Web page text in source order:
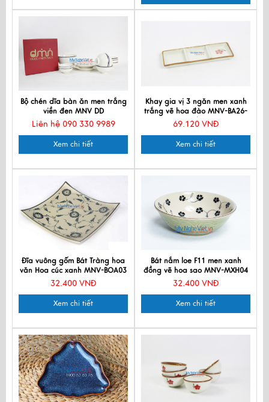
Bộ chén dĩa bàn ăn men trắng
viền đen MNV DD
Liên hệ 090 330 9989
Xem chi tiết
Khay gia vị 3 ngăn men xanh
trắng vẽ hoa đào MNV-BA26-
7/1
69.120 VNĐ
Xem chi tiết
Đĩa vuông gốm Bát Tràng hoa
văn Hoa cúc xanh MNV-BOA03
32.400 VNĐ
Xem chi tiết
Bát nắm loe F11 men xanh
đồng vẽ hoa sao MNV-MXH04
32.400 VNĐ
Xem chi tiết